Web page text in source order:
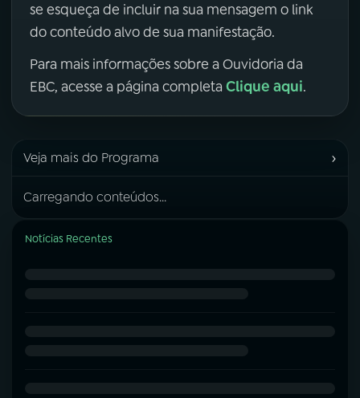
se esqueça de incluir na sua mensagem o link
do conteúdo alvo de sua manifestação.
Para mais informações sobre a Ouvidoria da
EBC, acesse a página completa Clique aqui.
Veja mais do Programa ›
Carregando conteúdos...
Notícias Recentes